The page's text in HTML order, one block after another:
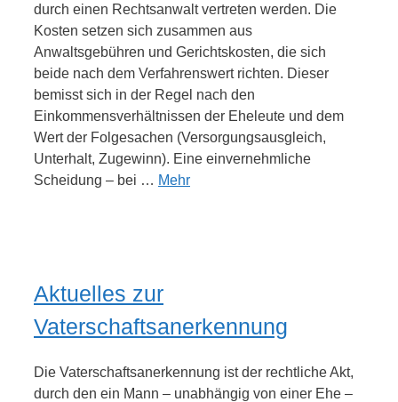
durch einen Rechtsanwalt vertreten werden. Die
Kosten setzen sich zusammen aus
Anwaltsgebühren und Gerichtskosten, die sich
beide nach dem Verfahrenswert richten. Dieser
bemisst sich in der Regel nach den
Einkommensverhältnissen der Eheleute und dem
Wert der Folgesachen (Versorgungsausgleich,
Unterhalt, Zugewinn). Eine einvernehmliche
Scheidung – bei … Mehr
Aktuelles zur
Vaterschaftsanerkennung
Die Vaterschaftsanerkennung ist der rechtliche Akt,
durch den ein Mann – unabhängig von einer Ehe –